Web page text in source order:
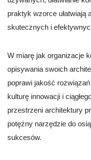
praktyk wzorce ułatwiają
skutecznych i
W miarę jak organizacje
opisywania swoich
poprawi jakość
kulturę innowacji i
przestrzeni architektury
potężny narzędzie do
sukcesów.